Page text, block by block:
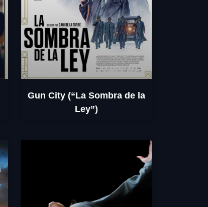
Gun City (“La Sombra de la
Ley”)